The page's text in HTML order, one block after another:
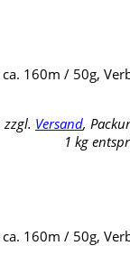
160m / 50g,
zzgl. Versand,
1 kg
160m / 50g,